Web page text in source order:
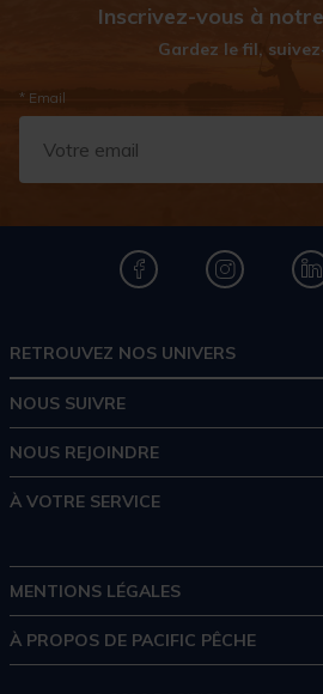
Inscrivez-vous à
Gardez le fil,
* Email
RETROUVEZ NOS UNIVERS
NOUS SUIVRE
NOUS REJOINDRE
À VOTRE SERVICE
MENTIONS LÉGALES
À PROPOS DE PACIFIC PÊCHE